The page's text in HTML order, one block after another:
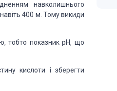
навколишнього
400 м. Тому викиди
тобто показник рН, що
кислоти і зберегти